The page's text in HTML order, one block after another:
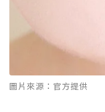
圖片來源：官方提供